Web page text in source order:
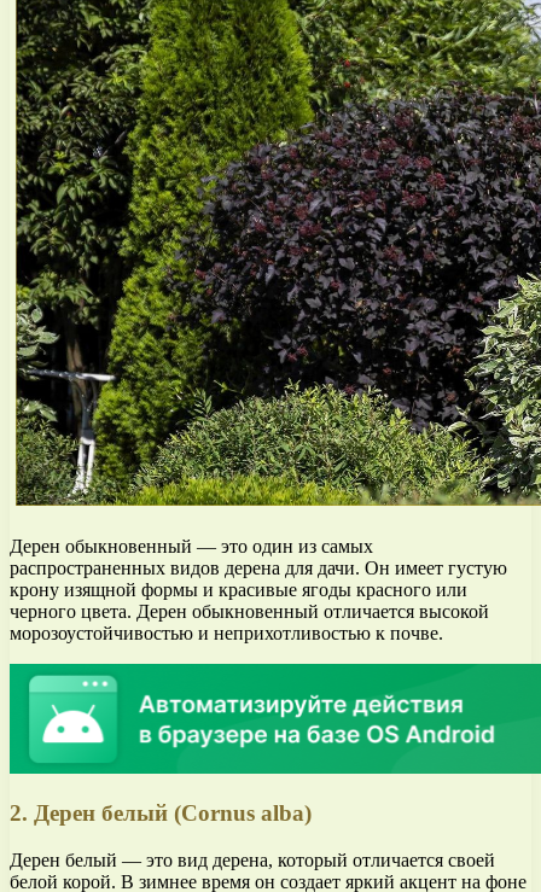
Дерен обыкновенный — это один из самых
распространенных видов дерена для дачи. Он имеет густую
крону изящной формы и красивые ягоды красного или
черного цвета. Дерен обыкновенный отличается высокой
морозоустойчивостью и неприхотливостью к почве.
2. Дерен белый (Cornus alba)
Дерен белый — это вид дерена, который отличается своей
белой корой. В зимнее время он создает яркий акцент на фоне